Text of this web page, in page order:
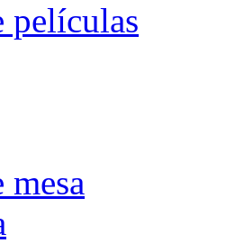
películas
mesa